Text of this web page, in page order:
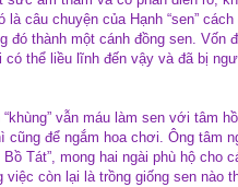
là câu chuyện của Hạnh “sen”
đó thành một cánh đồng sen.
thể liều lĩnh đến vậy và đã bị
vẫn máu làm sen với tâm
cũng để ngắm hoa chơi. Ông tâm
Bồ Tát”, mong hai ngài phù hộ cho
việc còn lại là trồng giống sen nào